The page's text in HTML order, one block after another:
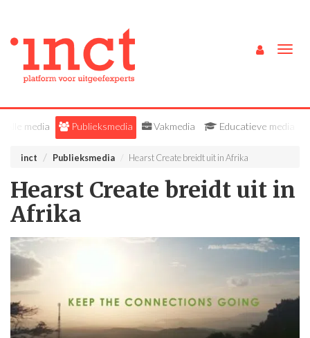
Alle media Publieksmedia Vakmedia Educatieve media
inct Publieksmedia Hearst Create breidt uit in Afrika
Hearst Create breidt uit in
Afrika